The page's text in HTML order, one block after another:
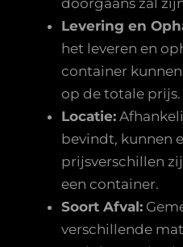
doorgaans zal
Levering en
het leveren en
container
op de totale prijs.
Locatie:
bevindt, kunnen
prijsverschillen
een container.
Soort Afval:
verschillende